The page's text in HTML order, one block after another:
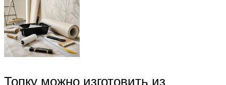
Топку можно изготовить из